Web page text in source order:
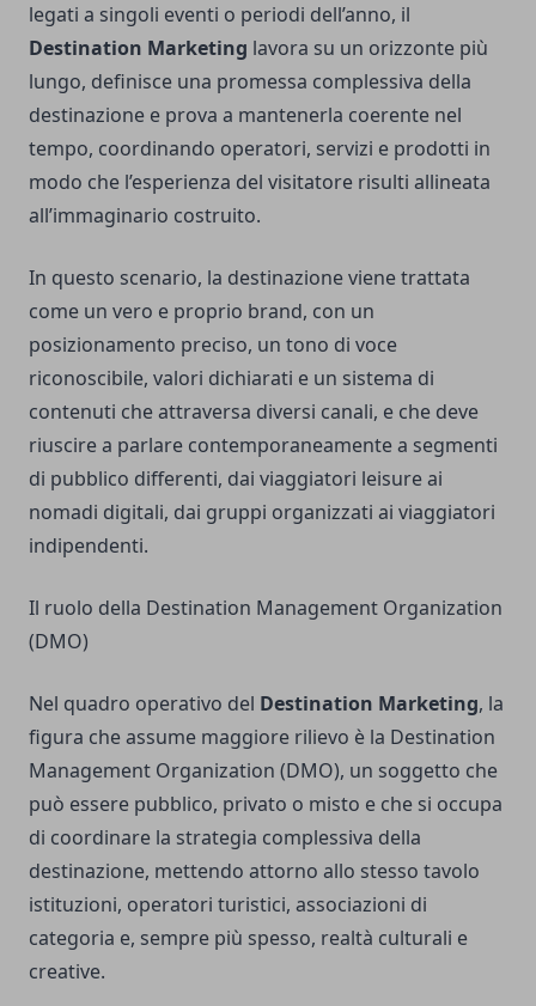
legati a singoli eventi o periodi dell’anno, il
Destination Marketing lavora su un orizzonte più
lungo, definisce una promessa complessiva della
destinazione e prova a mantenerla coerente nel
tempo, coordinando operatori, servizi e prodotti in
modo che l’esperienza del visitatore risulti allineata
all’immaginario costruito.
In questo scenario, la destinazione viene trattata
come un vero e proprio brand, con un
posizionamento preciso, un tono di voce
riconoscibile, valori dichiarati e un sistema di
contenuti che attraversa diversi canali, e che deve
riuscire a parlare contemporaneamente a segmenti
di pubblico differenti, dai viaggiatori leisure ai
nomadi digitali, dai gruppi organizzati ai viaggiatori
indipendenti.
Il ruolo della Destination Management Organization
(DMO)
Nel quadro operativo del Destination Marketing, la
figura che assume maggiore rilievo è la Destination
Management Organization (DMO), un soggetto che
può essere pubblico, privato o misto e che si occupa
di coordinare la strategia complessiva della
destinazione, mettendo attorno allo stesso tavolo
istituzioni, operatori turistici, associazioni di
categoria e, sempre più spesso, realtà culturali e
creative.